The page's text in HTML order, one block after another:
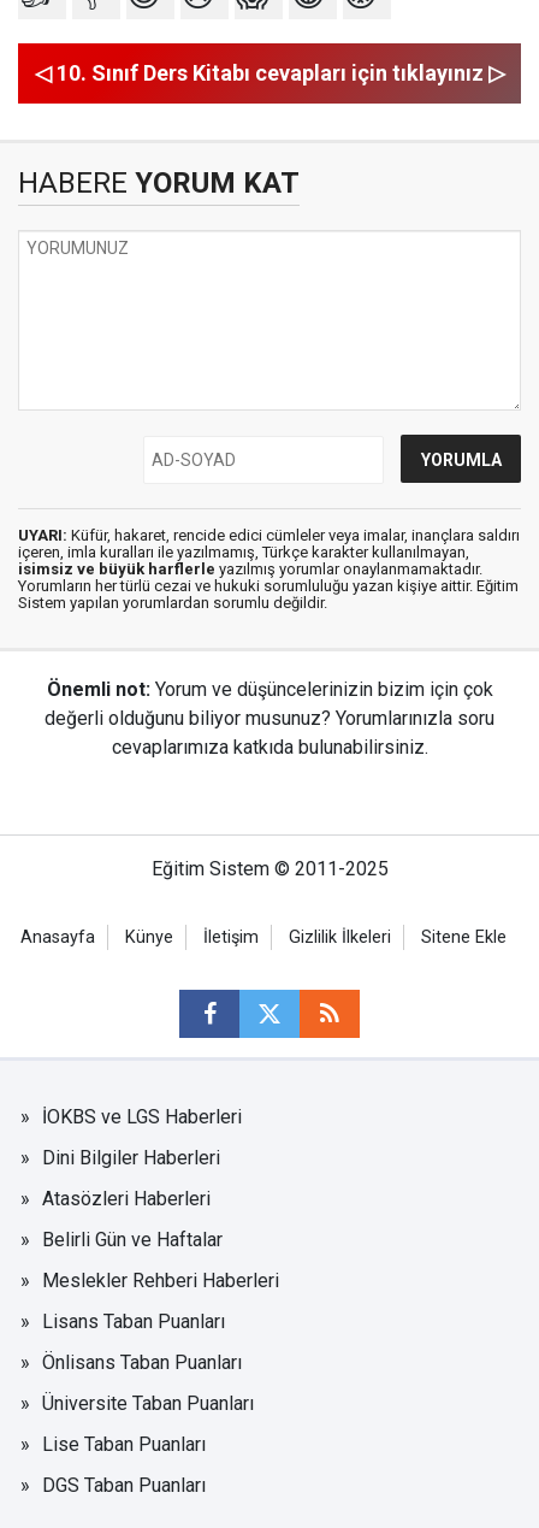
◁ 10. Sınıf Ders Kitabı cevapları için tıklayınız ▷
HABERE YORUM KAT
UYARI: Küfür, hakaret, rencide edici cümleler veya imalar, inançlara saldırı
içeren, imla kuralları ile yazılmamış, Türkçe karakter kullanılmayan,
isimsiz ve büyük harflerle yazılmış yorumlar onaylanmamaktadır.
Yorumların her türlü cezai ve hukuki sorumluluğu yazan kişiye aittir. Eğitim
Sistem yapılan yorumlardan sorumlu değildir.
Önemli not: Yorum ve düşüncelerinizin bizim için çok
değerli olduğunu biliyor musunuz? Yorumlarınızla soru
cevaplarımıza katkıda bulunabilirsiniz.
Eğitim Sistem © 2011-2025
Anasayfa Künye İletişim Gizlilik İlkeleri Sitene Ekle
İOKBS ve LGS Haberleri
Dini Bilgiler Haberleri
Atasözleri Haberleri
Belirli Gün ve Haftalar
Meslekler Rehberi Haberleri
Lisans Taban Puanları
Önlisans Taban Puanları
Üniversite Taban Puanları
Lise Taban Puanları
DGS Taban Puanları